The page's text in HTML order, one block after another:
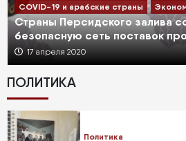
COVID-19 и арабские страны
Страны Персидского залива
безопасную сеть поставок
17 апреля 2020
ПОЛИТИКА
Политика